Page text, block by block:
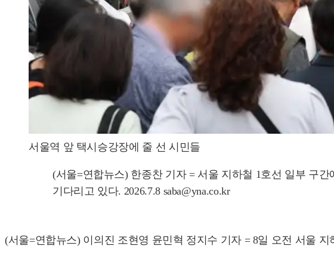
서울역 앞 택시승강장에 줄 선 시민들
(서울=연합뉴스) 한종찬 기자 = 서울 지하철 1호선 일부 구
기다리고 있다. 2026.7.8 saba@yna.co.kr
(서울=연합뉴스) 이의진 조현영 윤민혁 정지수 기자 = 8일 오전 서울